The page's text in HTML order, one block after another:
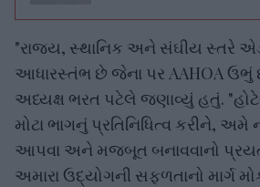
"રાજ્ય, સ્થાનિક અને સંઘીય સ્તરે
આધારસ્તંભ છે જેના પર AAHOA ઉભું
અધ્યક્ષ ભરત પટેલે જણાવ્યું હતું.
મોટા ભાગનું પ્રતિનિધિત્વ કરીને,
આપવા અને મજબૂત બનાવવાનો
અમારા ઉદ્યોગની સફળતાનો માર્ગ